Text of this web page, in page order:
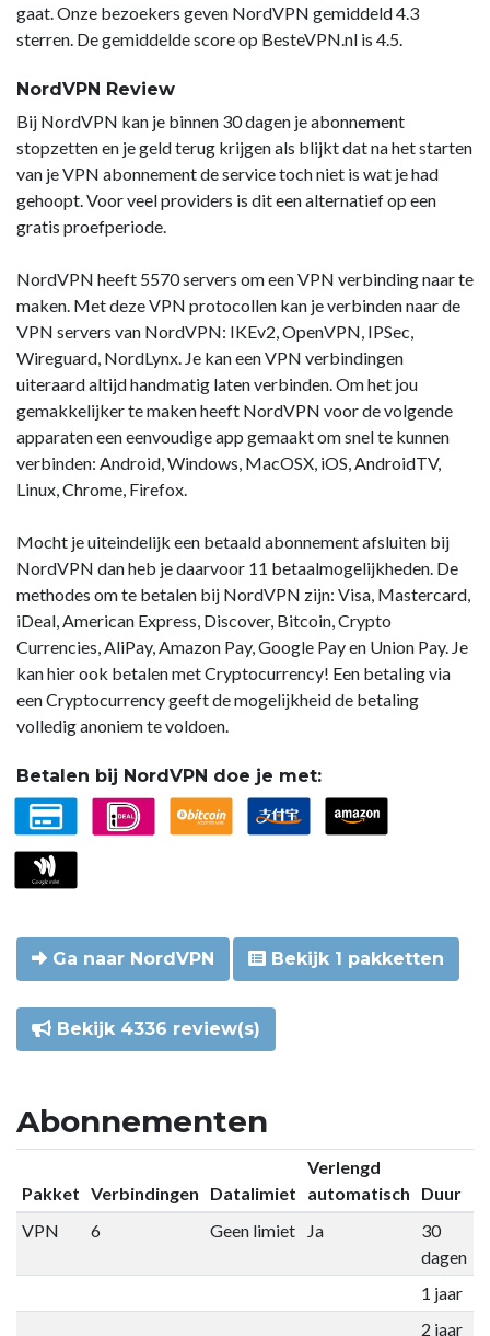
gaat. Onze bezoekers geven NordVPN gemiddeld 4.3
sterren. De gemiddelde score op BesteVPN.nl is 4.5.
NordVPN Review
Bij NordVPN kan je binnen 30 dagen je abonnement
stopzetten en je geld terug krijgen als blijkt dat na het starten
van je VPN abonnement de service toch niet is wat je had
gehoopt. Voor veel providers is dit een alternatief op een
gratis proefperiode.
NordVPN heeft 5570 servers om een VPN verbinding naar te
maken. Met deze VPN protocollen kan je verbinden naar de
VPN servers van NordVPN: IKEv2, OpenVPN, IPSec,
Wireguard, NordLynx. Je kan een VPN verbindingen
uiteraard altijd handmatig laten verbinden. Om het jou
gemakkelijker te maken heeft NordVPN voor de volgende
apparaten een eenvoudige app gemaakt om snel te kunnen
verbinden: Android, Windows, MacOSX, iOS, AndroidTV,
Linux, Chrome, Firefox.
Mocht je uiteindelijk een betaald abonnement afsluiten bij
NordVPN dan heb je daarvoor 11 betaalmogelijkheden. De
methodes om te betalen bij NordVPN zijn: Visa, Mastercard,
iDeal, American Express, Discover, Bitcoin, Crypto
Currencies, AliPay, Amazon Pay, Google Pay en Union Pay. Je
kan hier ook betalen met Cryptocurrency! Een betaling via
een Cryptocurrency geeft de mogelijkheid de betaling
volledig anoniem te voldoen.
Betalen bij NordVPN doe je met:
Ga naar NordVPN Bekijk 1 pakketten
Bekijk 4336 review(s)
Abonnementen
Pakket Verbindingen Datalimiet
Verlengd
automatisch
Duur
VPN
6 Geen limiet Ja
30
dagen
1 jaar
2 jaar